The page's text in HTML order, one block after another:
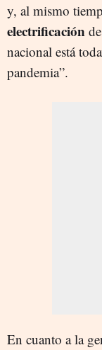
y, al mismo
electrificación
nacional está
pandemia”.
En cuanto a la